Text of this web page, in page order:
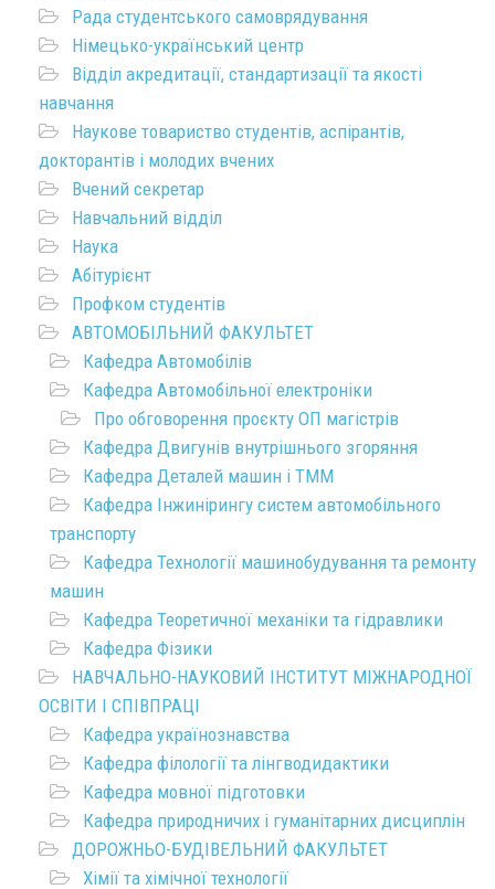
Рада студентського самоврядування
Німецько-український центр
Відділ акредитації, стандартизації та якості
навчання
Наукове товариство студентів, аспірантів,
докторантів і молодих вчених
Вчений секретар
Навчальний відділ
Наука
Абітурієнт
Профком студентів
АВТОМОБІЛЬНИЙ ФАКУЛЬТЕТ
Кафедра Автомобілів
Кафедра Автомобільної електроніки
Про обговорення проєкту ОП магістрів
Кафедра Двигунів внутрішнього згоряння
Кафедра Деталей машин і ТММ
Кафедра Інжинірингу систем автомобільного
транспорту
Кафедра Технології машинобудування та ремонту
машин
Кафедра Теоретичної механіки та гідравлики
Кафедра Фізики
НАВЧАЛЬНО-НАУКОВИЙ ІНСТИТУТ МІЖНАРОДНОЇ
ОСВІТИ І СПІВПРАЦІ
Кафедра українознавства
Кафедра філології та лінгводидактики
Кафедра мовної підготовки
Кафедра природничих і гуманітарних дисциплін
ДОРОЖНЬО-БУДІВЕЛЬНИЙ ФАКУЛЬТЕТ
Хімії та хімічної технології